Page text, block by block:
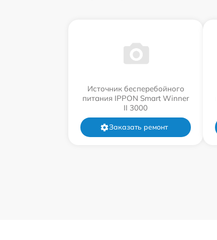
Источник бесперебойного
питания IPPON Smart Winner
II 3000
Заказать ремонт